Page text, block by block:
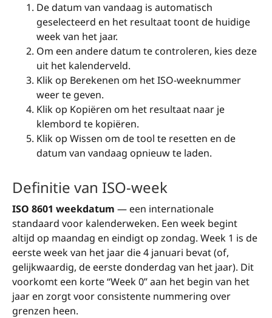
De datum van vandaag is automatisch
geselecteerd en het resultaat toont de huidige
week van het jaar.
Om een andere datum te controleren, kies deze
uit het kalenderveld.
Klik op Berekenen om het ISO-weeknummer
weer te geven.
Klik op Kopiëren om het resultaat naar je
klembord te kopiëren.
Klik op Wissen om de tool te resetten en de
datum van vandaag opnieuw te laden.
Definitie van ISO-week
ISO 8601 weekdatum — een internationale
standaard voor kalenderweken. Een week begint
altijd op maandag en eindigt op zondag. Week 1 is de
eerste week van het jaar die 4 januari bevat (of,
gelijkwaardig, de eerste donderdag van het jaar). Dit
voorkomt een korte “Week 0” aan het begin van het
jaar en zorgt voor consistente nummering over
grenzen heen.